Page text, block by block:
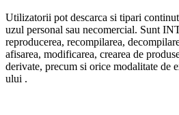
Utilizatorii pot descarca si tipari
uzul personal sau necomercial. Sunt
reproducerea, recompilarea,
afisarea, modificarea, crearea de
derivate, precum si orice modalitate de
ului .